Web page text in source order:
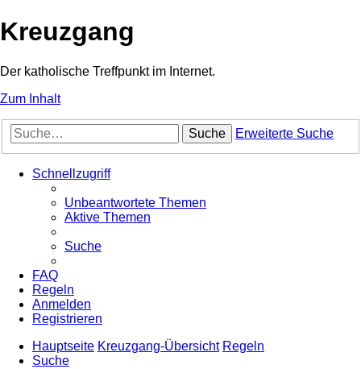
Kreuzgang
Der katholische Treffpunkt im Internet.
Zum Inhalt
Suche Erweiterte Suche
Schnellzugriff
Unbeantwortete Themen
Aktive Themen
Suche
FAQ
Regeln
Anmelden
Registrieren
Hauptseite Kreuzgang-Übersicht Regeln
Suche